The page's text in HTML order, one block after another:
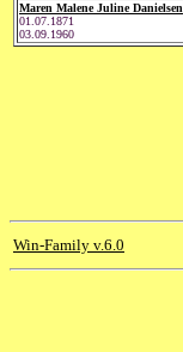
Maren Malene Juline Danielsen
01.07.1871
03.09.1960
Win-Family v.6.0